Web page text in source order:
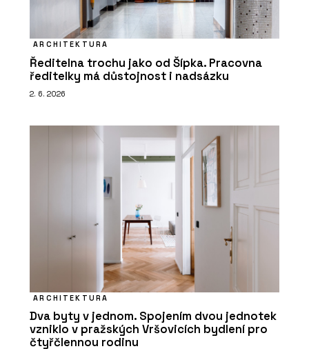
ARCHITEKTURA
Ředitelna trochu jako od Šípka. Pracovna
ředitelky má důstojnost i nadsázku
2. 6. 2026
ARCHITEKTURA
Dva byty v jednom. Spojením dvou jednotek
vzniklo v pražských Vršovicích bydlení pro
čtyřčlennou rodinu